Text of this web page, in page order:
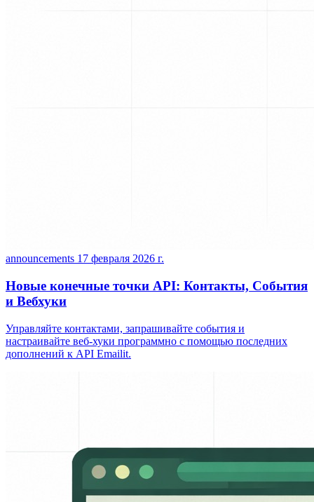
announcements 17 февраля 2026 г.
Новые конечные точки API: Контакты, События
и Вебхуки
Управляйте контактами, запрашивайте события и
настраивайте веб-хуки программно с помощью последних
дополнений к API Emailit.